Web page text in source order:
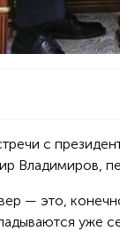
с
Владимиров,
— это,
уже